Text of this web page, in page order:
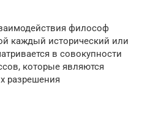
философ
каждый исторический или
в совокупности
которые являются
разрешения